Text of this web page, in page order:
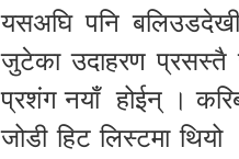
यसअघि पनि
जुटेका उदाहरण प्रसस्तै
प्रशंग नयाँ होईन् ।
जोडी हिट लिस्टमा